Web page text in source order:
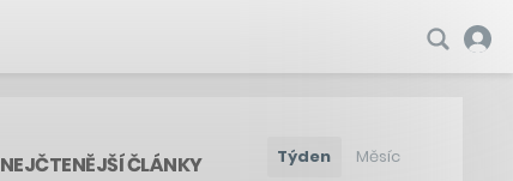
NEJČTENĚJŠÍ ČLÁNKY Týden Měsíc